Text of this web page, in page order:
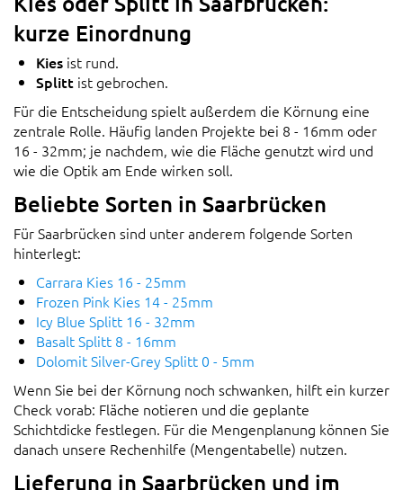
kurze Einordnung
Kies ist rund.
Splitt ist gebrochen.
Für die Entscheidung spielt außerdem die Körnung eine
zentrale Rolle. Häufig landen Projekte bei 8 - 16mm oder
16 - 32mm; je nachdem, wie die Fläche genutzt wird und
wie die Optik am Ende wirken soll.
Beliebte Sorten in Saarbrücken
Für Saarbrücken sind unter anderem folgende Sorten
hinterlegt:
Carrara Kies 16 - 25mm
Frozen Pink Kies 14 - 25mm
Icy Blue Splitt 16 - 32mm
Basalt Splitt 8 - 16mm
Dolomit Silver-Grey Splitt 0 - 5mm
Wenn Sie bei der Körnung noch schwanken, hilft ein kurzer
Check vorab: Fläche notieren und die geplante
Schichtdicke festlegen. Für die Mengenplanung können Sie
danach unsere Rechenhilfe (Mengentabelle) nutzen.
Lieferung in Saarbrücken und im